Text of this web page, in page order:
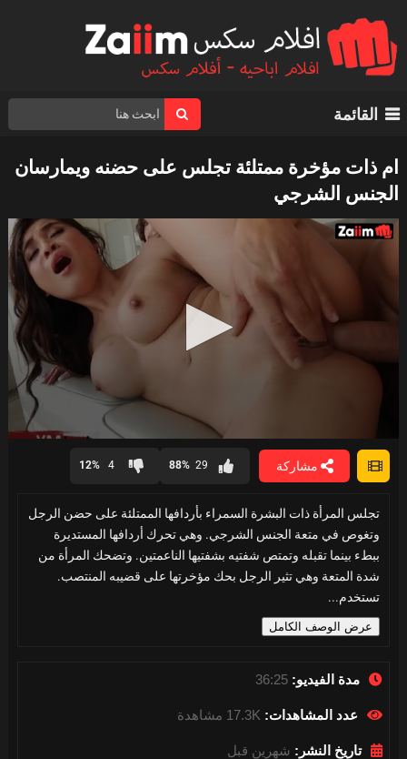
القائمة
ام ذات مؤخرة ممتلئة تجلس على حضنه ويمارسان
الجنس الشرجي
seconds
مشاركة 29
88%
4
12%
تجلس المرأة ذات البشرة السمراء بأردافها الممتلئة على حضن الرجل
وتغوص في متعة الجنس الشرجي. وهي تحرك أردافها المستديرة
ببطء بينما تقبله وتمتص شفتيه بشفتيها الناعمتين. وتضحك المرأة من
شدة المتعة وهي تثير الرجل بحك مؤخرتها على قضيبه المنتصب.
تستخدم...
عرض الوصف الكامل
مدة الفيديو: 36:25
عدد المشاهدات: 17.3K مشاهدة
تاريخ النشر: شهرين قبل